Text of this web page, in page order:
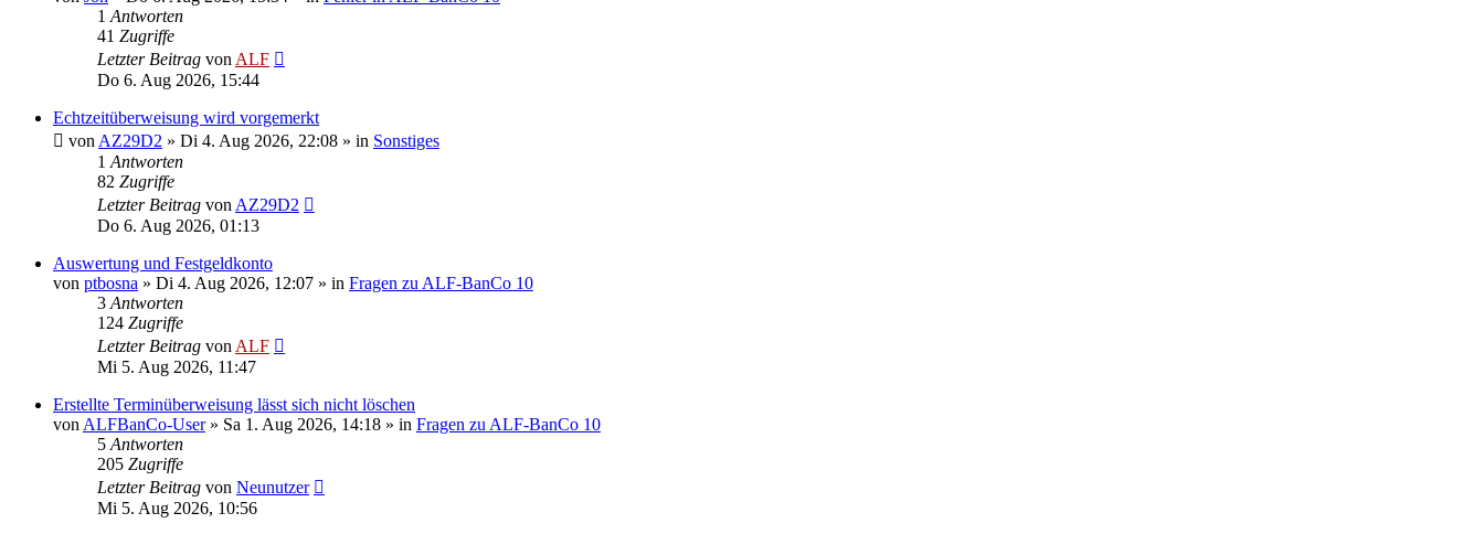
1 Antworten
41 Zugriffe
Letzter Beitrag von ALF
Do 6. Aug 2026, 15:44
Echtzeitüberweisung wird vorgemerkt
von AZ29D2 » Di 4. Aug 2026, 22:08 » in Sonstiges
1 Antworten
82 Zugriffe
Letzter Beitrag von AZ29D2
Do 6. Aug 2026, 01:13
Auswertung und Festgeldkonto
von ptbosna » Di 4. Aug 2026, 12:07 » in Fragen zu ALF-BanCo 10
3 Antworten
124 Zugriffe
Letzter Beitrag von ALF
Mi 5. Aug 2026, 11:47
Erstellte Terminüberweisung lässt sich nicht löschen
von ALFBanCo-User» Sa 1. Aug 2026, 14:18 » in Fragen zu ALF-BanCo 10
5 Antworten
205 Zugriffe
Letzter Beitrag von Neunutzer
Mi 5. Aug 2026, 10:56